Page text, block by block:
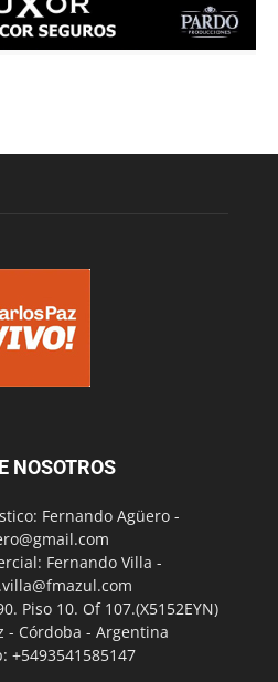
NOSOTROS
Fernando Agüero -
Fernando Villa -
Piso 10. Of 107.(X5152EYN)
- Córdoba - Argentina
+5493541585147